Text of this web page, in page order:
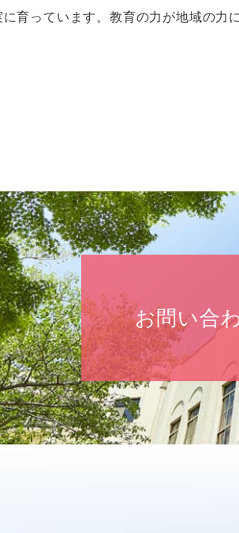
育っています。教育の力が地域の力に
お問い合